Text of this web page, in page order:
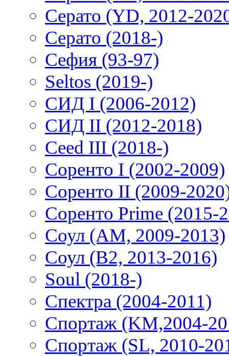
Серато (YD, 2012-
Серато (2018-)
Сефия (93-97)
Seltos (2019-)
СИД I (2006-2012)
СИД II (2012-2018)
Ceed III (2018-)
Соренто I (2002-2009)
Соренто II (2009-
Соренто Prime (2015-
Соул (AM, 2009-2013)
Соул (B2, 2013-2016)
Soul (2018-)
Спектра (2004-2011)
Спортаж (KM,2004-
Спортаж (SL, 2010-